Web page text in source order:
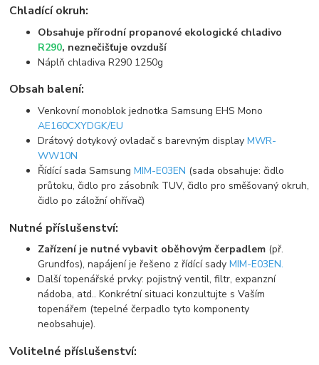
Chladící okruh:
Obsahuje přírodní propanové ekologické chladivo
R290, neznečišťuje ovzduší
Náplň chladiva R290 1250g
Obsah balení:
Venkovní monoblok jednotka Samsung EHS Mono
AE160CXYDGK/EU
Drátový dotykový ovladač s barevným displayMWR-
WW10N
Řídící sada SamsungMIM-E03EN (sada obsahuje: čidlo
průtoku, čidlo pro zásobník TUV, čidlo pro směšovaný okruh,
čidlo po záložní ohřívač)
Nutné příslušenství:
Zařízení je nutné vybavit oběhovým čerpadlem (př.
Grundfos), napájení je řešeno z řídící sadyMIM-E03EN.
Další topenářské prvky: pojistný ventil, filtr, expanzní
nádoba, atd.. Konkrétní situaci konzultujte s Vaším
topenářem (tepelné čerpadlo tyto komponenty
neobsahuje).
Volitelné příslušenství: